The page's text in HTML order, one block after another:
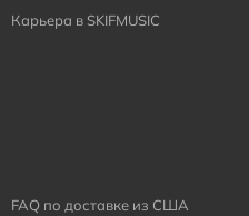
Карьера в SKIFMUSIC
FAQ по доставке из США